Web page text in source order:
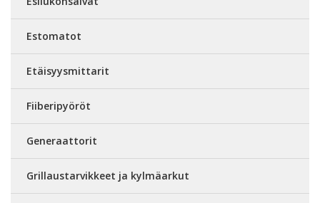
Estomatot
Etäisyysmittarit
Fiiberipyöröt
Generaattorit
Grillaustarvikkeet ja kylmäarkut